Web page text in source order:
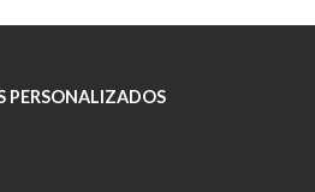
PERSONALIZADOS